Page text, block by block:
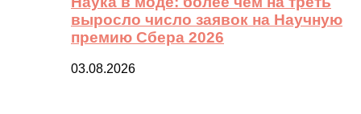
выросло число заявок на Научную
премию Сбера 2026
03.08.2026